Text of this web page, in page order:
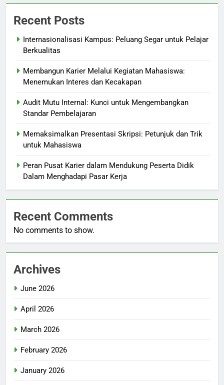
Recent Posts
Internasionalisasi Kampus: Peluang Segar untuk Pelajar
Berkualitas
Membangun Karier Melalui Kegiatan Mahasiswa:
Menemukan Interes dan Kecakapan
Audit Mutu Internal: Kunci untuk Mengembangkan
Standar Pembelajaran
Memaksimalkan Presentasi Skripsi: Petunjuk dan Trik
untuk Mahasiswa
Peran Pusat Karier dalam Mendukung Peserta Didik
Dalam Menghadapi Pasar Kerja
Recent Comments
No comments to show.
Archives
June 2026
April 2026
March 2026
February 2026
January 2026